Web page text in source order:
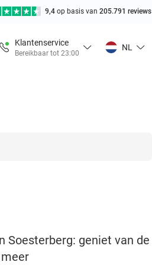
9,4 op basis van 205.791 reviews
Klantenservice
Bereikbaar tot 23:00
NL
Soesterberg: geniet van de